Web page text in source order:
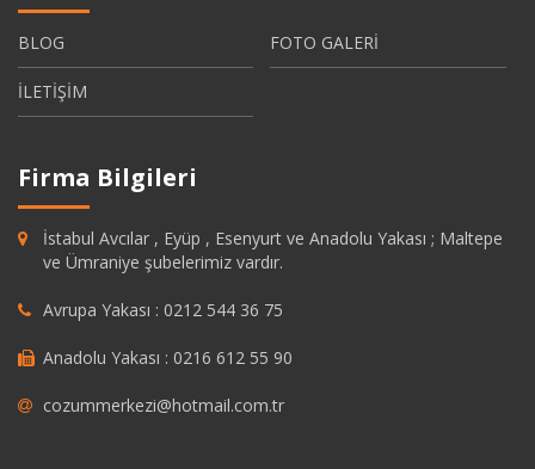
BLOG FOTO GALERİ
İLETİŞİM
Firma Bilgileri
İstabul Avcılar , Eyüp , Esenyurt ve Anadolu Yakası ; Maltepe
ve Ümraniye şubelerimiz vardır.
Avrupa Yakası : 0212 544 36 75
Anadolu Yakası : 0216 612 55 90
cozummerkezi@hotmail.com.tr